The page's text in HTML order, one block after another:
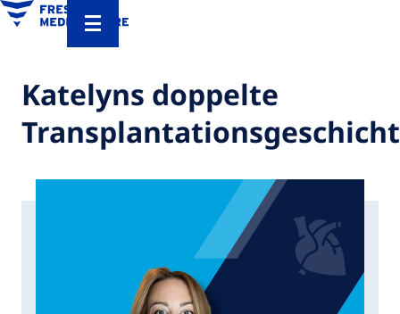
Katelyns doppelte